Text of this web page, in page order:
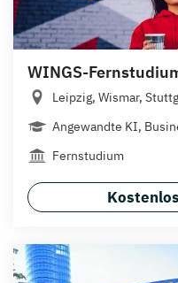
WINGS-
Leipzig, Wismar,
Angewandte KI,
Fernstudium